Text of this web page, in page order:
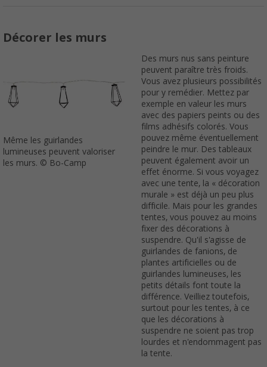
Décorer les murs
Même les guirlandes
lumineuses peuvent valoriser
les murs. © Bo-Camp
Des murs nus sans peinture
peuvent paraître très froids.
Vous avez plusieurs possibilités
pour y remédier. Mettez par
exemple en valeur les murs
avec des papiers peints ou des
films adhésifs colorés. Vous
pouvez même éventuellement
peindre le mur. Des tableaux
peuvent également avoir un
effet énorme. Si vous voyagez
avec une tente, la « décoration
murale » est déjà un peu plus
difficile. Mais pour les grandes
tentes, vous pouvez au moins
fixer des décorations à
suspendre. Qu'il s'agisse de
guirlandes de fanions, de
plantes artificielles ou de
guirlandes lumineuses, les
petits détails font toute la
différence. Veilliez toutefois,
surtout pour les tentes, à ce
que les décorations à
suspendre ne soient pas trop
lourdes et n'endommagent pas
la tente.